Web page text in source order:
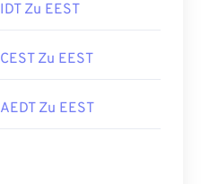
IDT Zu EEST
CEST Zu EEST
AEDT Zu EEST